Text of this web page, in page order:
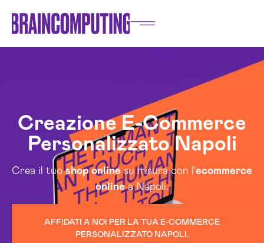
Creazione E-Commerce
Personalizzato Napoli
Crea il tuoshop onlinesu misura con l'ecommerce
onlinea Napoli.
AFFIDATI A NOI PER LA TUA E-COMMERCE
PERSONALIZZATO NAPOLI.